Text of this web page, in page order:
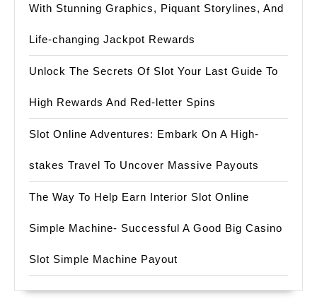
전
시
킨
방
식
With Stunning Graphics, Piquant Storylines, And
Life-changing Jackpot Rewards
Unlock The Secrets Of Slot Your Last Guide To
High Rewards And Red-letter Spins
Slot Online Adventures: Embark On A High-
stakes Travel To Uncover Massive Payouts
The Way To Help Earn Interior Slot Online
Simple Machine- Successful A Good Big Casino
Slot Simple Machine Payout